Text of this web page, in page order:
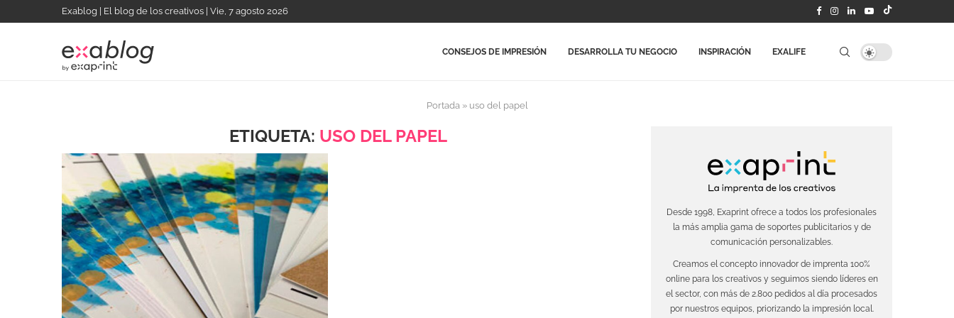
Exablog | El blog de los creativos | Vie, 7 agosto 2026
CONSEJOS DE IMPRESIÓN DESARROLLA TU NEGOCIO INSPIRACIÓN EXALIFE
Portada» uso del papel
ETIQUETA: USO DEL PAPEL
Desde 1998, Exaprint ofrece a todos los profesionales
la más amplia gama de soportes publicitarios y de
comunicación personalizables.
Creamos el concepto innovador de imprenta 100%
online para los creativos y seguimos siendo líderes en
el sector, con más de 2.800 pedidos al día procesados
por nuestros equipos, priorizando la impresión local.